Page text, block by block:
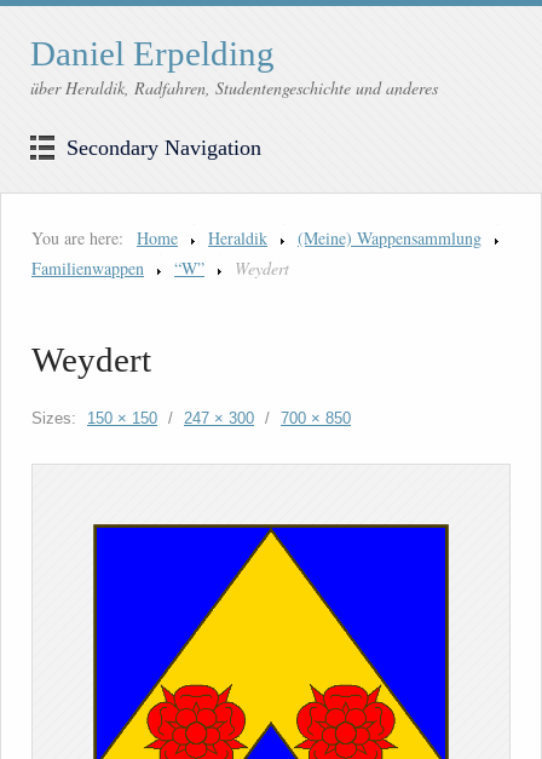
Daniel Erpelding
über Heraldik, Radfahren, Studentengeschichte und anderes
Secondary Navigation
You are here: Home Heraldik
(Meine) Wappensammlung
Familienwappen
“W” Weydert
Weydert
Sizes: 150 × 150 / 247 × 300 / 700 × 850